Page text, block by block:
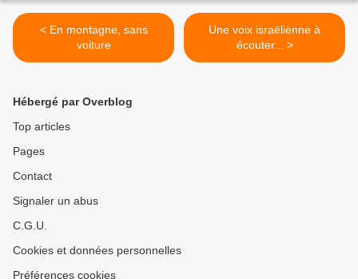
< En montagne, sans
voiture
Une voix israëlienne à
écouter... >
Hébergé par Overblog
Top articles
Pages
Contact
Signaler un abus
C.G.U.
Cookies et données personnelles
Préférences cookies